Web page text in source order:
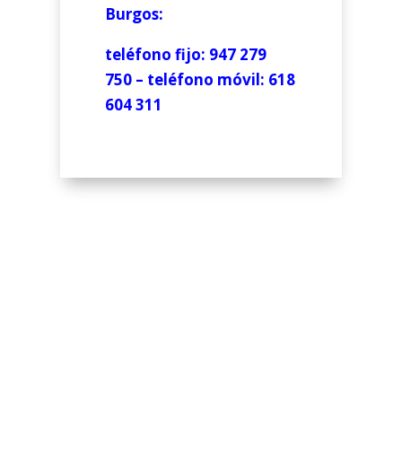
Burgos:
teléfono fijo: 947 279
750 – teléfono móvil: 618
604 311